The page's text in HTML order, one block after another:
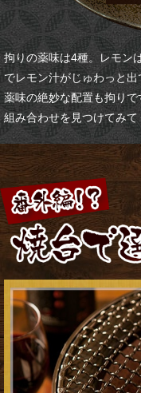
拘りの薬味は4種。レモン
でレモン汁がじゅわっと
薬味の絶妙な配置も拘り
組み合わせを見つけてみて